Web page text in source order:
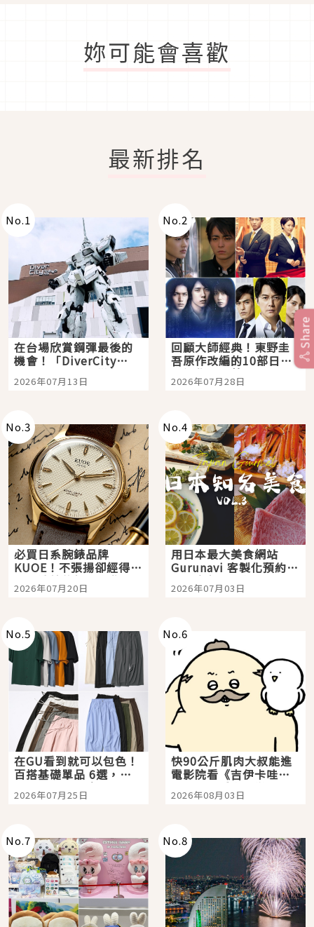
妳可能會喜歡
最新排名
No.1
在台場欣賞鋼彈最後的
機會！「DiverCity
Tokyo Plaza」搭船、
購物、美食及夜景，一
2026年07月13日
No.2
回顧大師經典！東野圭
吾原作改編的10部日本
影視作品推薦
2026年07月28日
No.3
必買日系腕錶品牌
KUOE！不張揚卻經得起
時間洗鍊的經典之作五
選
2026年07月20日
No.4
用日本最大美食網站
Gurunavi 客製化預約九
大都市餐廳，打造專屬
美食體驗！
2026年07月03日
No.5
在GU看到就可以包色！
百搭基礎單品 6選，閉
眼全收也不心疼
2026年07月25日
No.6
快90公斤肌肉大叔能進
電影院看《吉伊卡哇》
嗎？日本重金屬樂團
「打首」會長與nagano
2026年08月03日
No.7 No.8
Share